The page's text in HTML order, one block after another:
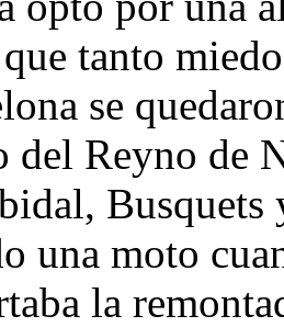
tanto
se
Reyno de
Busquets
una moto
la